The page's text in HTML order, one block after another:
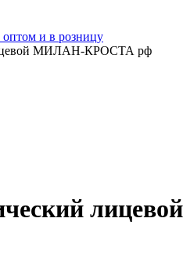
и в розницу
МИЛАН-КРОСТА рф